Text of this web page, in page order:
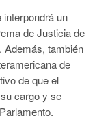
interpondrá un
de Justicia de
Además, también
de
de que el
cargo y se